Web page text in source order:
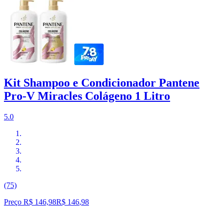
Kit Shampoo e Condicionador Pantene
Pro-V Miracles Colágeno 1 Litro
5.0
(75)
Preço R$ 146,98R$ 146,98